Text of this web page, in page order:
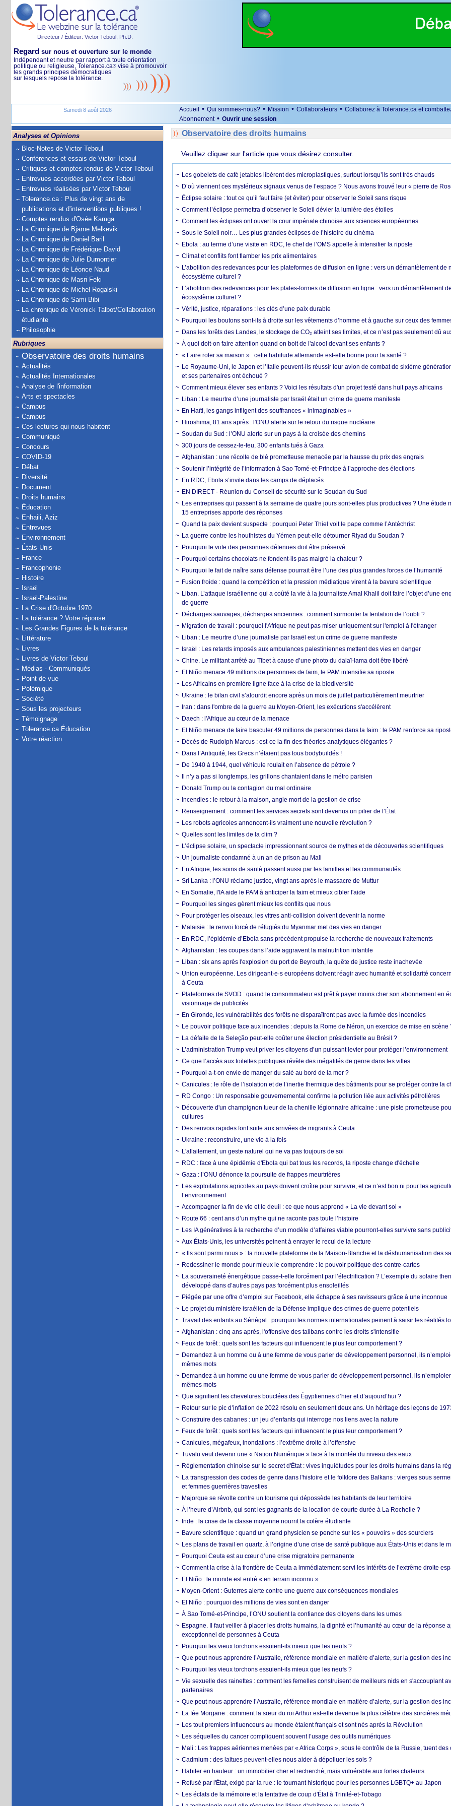
Directeur / Éditeur: Victor Teboul, Ph.D.
Regard sur nous et ouverture sur le monde
Indépendant et neutre par rapport à toute orientation
politique ou religieuse, Tolerance.ca® vise à promouvoir
les grands principes démocratiques
sur lesquels repose la tolérance.
Samedi 8 août 2026 Accueil • Qui sommes-nous? • Mission • Collaborateurs • Collaborez à Tolerance.ca et
Abonnement • Ouvrir une session
Analyses et Opinions
Bloc-Notes de Victor Teboul
Conférences et essais de Victor Teboul
Critiques et comptes rendus de Victor Teboul
Entrevues accordées par Victor Teboul
Entrevues réalisées par Victor Teboul
Tolerance.ca : Plus de vingt ans de
publications et d'interventions publiques !
Comptes rendus d'Osée Kamga
La Chronique de Bjarne Melkevik
La Chronique de Daniel Baril
La Chronique de Frédérique David
La Chronique de Julie Dumontier
La Chronique de Léonce Naud
La Chronique de Masri Feki
La Chronique de Michel Rogalski
La Chronique de Sami Bibi
La chronique de Véronick Talbot/Collaboration
étudiante
Philosophie
Rubriques
Observatoire des droits humains
Actualités
Actualités Internationales
Analyse de l'information
Arts et spectacles
Campus
Campus
Ces lectures qui nous habitent
Communiqué
Concours
COVID-19
Débat
Diversité
Document
Droits humains
Éducation
Enhaili, Aziz
Entrevues
Environnement
États-Unis
France
Francophonie
Histoire
Israël
Israël-Palestine
La Crise d'Octobre 1970
La tolérance ? Votre réponse
Les Grandes Figures de la tolérance
Littérature
Livres
Livres de Victor Teboul
Médias - Communiqués
Point de vue
Polémique
Société
Sous les projecteurs
Témoignage
Tolerance.ca Éducation
Votre réaction
Observatoire des droits humains
Veuillez cliquer sur l'article que vous désirez consulter.
Les gobelets de café jetables libèrent des microplastiques, surtout lorsqu’ils sont très chauds
D’où viennent ces mystérieux signaux venus de l’espace ? Nous avons trouvé leur « pierre de
Éclipse solaire : tout ce qu’il faut faire (et éviter) pour observer le Soleil sans risque
Comment l’éclipse permettra d’observer le Soleil dévier la lumière des étoiles
Comment les éclipses ont ouvert la cour impériale chinoise aux sciences européennes
Sous le Soleil noir… Les plus grandes éclipses de l’histoire du cinéma
Ebola : au terme d’une visite en RDC, le chef de l’OMS appelle à intensifier la riposte
Climat et conflits font flamber les prix alimentaires
L’abolition des redevances pour les plateformes de diffusion en ligne : vers un démantèlement de
écosystème culturel ?
L’abolition des redevances pour les plates-formes de diffusion en ligne : vers un démantèlement
écosystème culturel ?
Vérité, justice, réparations : les clés d’une paix durable
Pourquoi les boutons sont-ils à droite sur les vêtements d’homme et à gauche sur ceux des
Dans les forêts des Landes, le stockage de CO₂ atteint ses limites, et ce n’est pas seulement dû
À quoi doit-on faire attention quand on boit de l'alcool devant ses enfants ?
« Faire roter sa maison » : cette habitude allemande est-elle bonne pour la santé ?
Le Royaume-Uni, le Japon et l’Italie peuvent-ils réussir leur avion de combat de sixième
et ses partenaires ont échoué ?
Comment mieux élever ses enfants ? Voici les résultats d'un projet testé dans huit pays africains
Liban : Le meurtre d’une journaliste par Israël était un crime de guerre manifeste
En Haïti, les gangs infligent des souffrances « inimaginables »
Hiroshima, 81 ans après : l'ONU alerte sur le retour du risque nucléaire
Soudan du Sud : l’ONU alerte sur un pays à la croisée des chemins
300 jours de cessez-le-feu, 300 enfants tués à Gaza
Afghanistan : une récolte de blé prometteuse menacée par la hausse du prix des engrais
Soutenir l’intégrité de l’information à Sao Tomé-et-Principe à l’approche des élections
En RDC, Ebola s’invite dans les camps de déplacés
EN DIRECT - Réunion du Conseil de sécurité sur le Soudan du Sud
Les entreprises qui passent à la semaine de quatre jours sont-elles plus productives ? Une étude
15 entreprises apporte des réponses
Quand la paix devient suspecte : pourquoi Peter Thiel voit le pape comme l’Antéchrist
La guerre contre les houthistes du Yémen peut-elle détourner Riyad du Soudan ?
Pourquoi le vote des personnes détenues doit être préservé
Pourquoi certains chocolats ne fondent-ils pas malgré la chaleur ?
Pourquoi le fait de naître sans défense pourrait être l’une des plus grandes forces de l’humanité
Fusion froide : quand la compétition et la pression médiatique virent à la bavure scientifique
Liban. L’attaque israélienne qui a coûté la vie à la journaliste Amal Khalil doit faire l’objet d’une
de guerre
Décharges sauvages, décharges anciennes : comment surmonter la tentation de l’oubli ?
Migration de travail : pourquoi l'Afrique ne peut pas miser uniquement sur l'emploi à l'étranger
Liban : Le meurtre d’une journaliste par Israël est un crime de guerre manifeste
Israël : Les retards imposés aux ambulances palestiniennes mettent des vies en danger
Chine. Le militant arrêté au Tibet à cause d’une photo du dalaï-lama doit être libéré
El Niño menace 49 millions de personnes de faim, le PAM intensifie sa riposte
Les Africains en première ligne face à la crise de la biodiversité
Ukraine : le bilan civil s’alourdit encore après un mois de juillet particulièrement meurtrier
Iran : dans l'ombre de la guerre au Moyen-Orient, les exécutions s'accélèrent
Daech : l'Afrique au cœur de la menace
El Niño menace de faire basculer 49 millions de personnes dans la faim : le PAM renforce sa
Décès de Rudolph Marcus : est-ce la fin des théories analytiques élégantes ?
Dans l’Antiquité, les Grecs n’étaient pas tous bodybuildés !
De 1940 à 1944, quel véhicule roulait en l’absence de pétrole ?
Il n’y a pas si longtemps, les grillons chantaient dans le métro parisien
Donald Trump ou la contagion du mal ordinaire
Incendies : le retour à la maison, angle mort de la gestion de crise
Renseignement : comment les services secrets sont devenus un pilier de l’État
Les robots agricoles annoncent-ils vraiment une nouvelle révolution ?
Quelles sont les limites de la clim ?
L’éclipse solaire, un spectacle impressionnant source de mythes et de découvertes scientifiques
Un journaliste condamné à un an de prison au Mali
En Afrique, les soins de santé passent aussi par les familles et les communautés
Sri Lanka : l’ONU réclame justice, vingt ans après le massacre de Muttur
En Somalie, l'IA aide le PAM à anticiper la faim et mieux cibler l'aide
Pourquoi les singes gèrent mieux les conflits que nous
Pour protéger les oiseaux, les vitres anti-collision doivent devenir la norme
Malaisie : le renvoi forcé de réfugiés du Myanmar met des vies en danger
En RDC, l’épidémie d’Ebola sans précédent propulse la recherche de nouveaux traitements
Afghanistan : les coupes dans l’aide aggravent la malnutrition infantile
Liban : six ans après l'explosion du port de Beyrouth, la quête de justice reste inachevée
Union européenne. Les dirigeant·e·s européens doivent réagir avec humanité et solidarité
à Ceuta
Plateformes de SVOD : quand le consommateur est prêt à payer moins cher son abonnement en
visionnage de publicités
En Gironde, les vulnérabilités des forêts ne disparaîtront pas avec la fumée des incendies
Le pouvoir politique face aux incendies : depuis la Rome de Néron, un exercice de mise en scène
La défaite de la Seleção peut-elle coûter une élection présidentielle au Brésil ?
L’administration Trump veut priver les citoyens d’un puissant levier pour protéger l’environnement
Ce que l’accès aux toilettes publiques révèle des inégalités de genre dans les villes
Pourquoi a-t-on envie de manger du salé au bord de la mer ?
Canicules : le rôle de l’isolation et de l’inertie thermique des bâtiments pour se protéger contre la
RD Congo : Un responsable gouvernemental confirme la pollution liée aux activités pétrolières
Découverte d'un champignon tueur de la chenille légionnaire africaine : une piste prometteuse
cultures
Des renvois rapides font suite aux arrivées de migrants à Ceuta
Ukraine : reconstruire, une vie à la fois
L'allaitement, un geste naturel qui ne va pas toujours de soi
RDC : face à une épidémie d'Ebola qui bat tous les records, la riposte change d'échelle
Gaza : l’ONU dénonce la poursuite de frappes meurtrières
Les exploitations agricoles au pays doivent croître pour survivre, et ce n’est bon ni pour les
l’environnement
Accompagner la fin de vie et le deuil : ce que nous apprend « La vie devant soi »
Route 66 : cent ans d’un mythe qui ne raconte pas toute l’histoire
Les IA génératives à la recherche d’un modèle d’affaires viable pourront-elles survivre sans
Aux États-Unis, les universités peinent à enrayer le recul de la lecture
« Ils sont parmi nous » : la nouvelle plateforme de la Maison-Blanche et la déshumanisation des
Redessiner le monde pour mieux le comprendre : le pouvoir politique des contre-cartes
La souveraineté énergétique passe-t-elle forcément par l’électrification ? L’exemple du solaire
développé dans d’autres pays pas forcément plus ensoleillés
Piégée par une offre d’emploi sur Facebook, elle échappe à ses ravisseurs grâce à une inconnue
Le projet du ministère israélien de la Défense implique des crimes de guerre potentiels
Travail des enfants au Sénégal : pourquoi les normes internationales peinent à saisir les réalités
Afghanistan : cinq ans après, l'offensive des talibans contre les droits s'intensifie
Feux de forêt : quels sont les facteurs qui influencent le plus leur comportement ?
Demandez à un homme ou à une femme de vous parler de développement personnel, ils
mêmes mots
Demandez à un homme ou une femme de vous parler de développement personnel, ils
mêmes mots
Que signifient les chevelures bouclées des Égyptiennes d’hier et d’aujourd’hui ?
Retour sur le pic d’inflation de 2022 résolu en seulement deux ans. Un héritage des leçons de
Construire des cabanes : un jeu d’enfants qui interroge nos liens avec la nature
Feux de forêt : quels sont les facteurs qui influencent le plus leur comportement ?
Canicules, mégafeux, inondations : l’extrême droite à l’offensive
Tuvalu veut devenir une « Nation Numérique » face à la montée du niveau des eaux
Réglementation chinoise sur le secret d'État : vives inquiétudes pour les droits humains dans la
La transgression des codes de genre dans l'histoire et le folklore des Balkans : vierges sous
et femmes guerrières travesties
Majorque se révolte contre un tourisme qui dépossède les habitants de leur territoire
À l’heure d’Airbnb, qui sont les gagnants de la location de courte durée à La Rochelle ?
Inde : la crise de la classe moyenne nourrit la colère étudiante
Bavure scientifique : quand un grand physicien se penche sur les « pouvoirs » des sourciers
Les plans de travail en quartz, à l’origine d’une crise de santé publique aux États-Unis et dans le
Pourquoi Ceuta est au cœur d’une crise migratoire permanente
Comment la crise à la frontière de Ceuta a immédiatement servi les intérêts de l’extrême droite
El Niño : le monde est entré « en terrain inconnu »
Moyen-Orient : Guterres alerte contre une guerre aux conséquences mondiales
El Niño : pourquoi des millions de vies sont en danger
À Sao Tomé-et-Principe, l’ONU soutient la confiance des citoyens dans les urnes
Espagne. Il faut veiller à placer les droits humains, la dignité et l’humanité au cœur de la réponse
exceptionnel de personnes à Ceuta
Pourquoi les vieux torchons essuient-ils mieux que les neufs ?
Que peut nous apprendre l’Australie, référence mondiale en matière d’alerte, sur la gestion des
Pourquoi les vieux torchons essuient-ils mieux que les neufs ?
Vie sexuelle des rainettes : comment les femelles construisent de meilleurs nids en s'accouplant
partenaires
Que peut nous apprendre l’Australie, référence mondiale en matière d’alerte, sur la gestion des
La fée Morgane : comment la sœur du roi Arthur est-elle devenue la plus célèbre des sorcières
Les tout premiers influenceurs au monde étaient français et sont nés après la Révolution
Les séquelles du cancer compliquent souvent l’usage des outils numériques
Mali : Les frappes aériennes menées par « Africa Corps », sous le contrôle de la Russie, tuent des
Cadmium : des laitues peuvent-elles nous aider à dépolluer les sols ?
Habiter en hauteur : un immobilier cher et recherché, mais vulnérable aux fortes chaleurs
Refusé par l'État, exigé par la rue : le tournant historique pour les personnes LGBTQ+ au Japon
Les éclats de la mémoire et la tentative de coup d'État à Trinité-et-Tobago